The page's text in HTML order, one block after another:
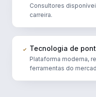
Consultores
carreira.
Tecnologia de
Plataforma moderna,
ferramentas do